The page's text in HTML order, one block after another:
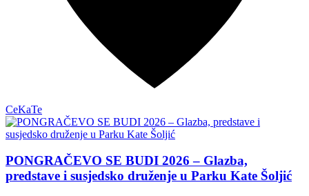
CeKaTe
PONGRAČEVO SE BUDI 2026 – Glazba,
predstave i susjedsko druženje u Parku Kate Šoljić